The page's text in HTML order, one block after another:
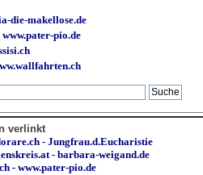
die-makellose.de
www.pater-pio.de
verlinkt
-Jungfrau.d.Eucharistie
-barbara-weigand.de
- www.pater-pio.de